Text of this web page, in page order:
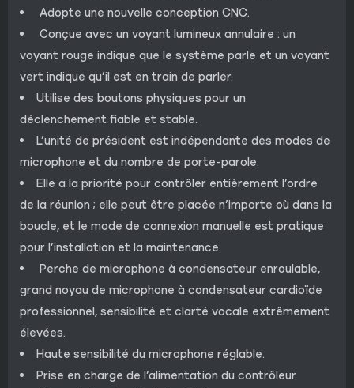
Adopte une nouvelle conception CNC.
Conçue avec un voyant lumineux annulaire : un
voyant rouge indique que le système parle et un voyant
vert indique qu’il est en train de parler.
Utilise des boutons physiques pour un
déclenchement fiable et stable.
L’unité de président est indépendante des modes de
microphone et du nombre de porte-parole.
Elle a la priorité pour contrôler entièrement l’ordre
de la réunion ; elle peut être placée n’importe où dans la
boucle, et le mode de connexion manuelle est pratique
pour l’installation et la maintenance.
Perche de microphone à condensateur enroulable,
grand noyau de microphone à condensateur cardioïde
professionnel, sensibilité et clarté vocale extrêmement
élevées.
Haute sensibilité du microphone réglable.
Prise en charge de l’alimentation du contrôleur